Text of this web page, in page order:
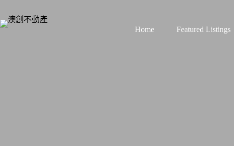
Home Featured Listings